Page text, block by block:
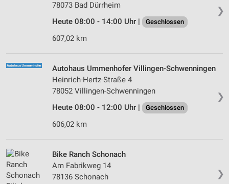
❯
78073 Bad Dürrheim
Heute 08:00 - 14:00 Uhr |
Geschlossen
607,02 km
❯
Autohaus Ummenhofer Villingen-Schwenningen
Heinrich-Hertz-Straße 4
78052 Villingen-Schwenningen
Heute 08:00 - 12:00 Uhr |
Geschlossen
606,02 km
❯
Bike Ranch Schonach
Am Fabrikweg 14
78136 Schonach